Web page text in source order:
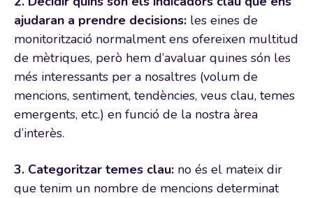
ajudaran a prendre decisions: les eines de
monitorització normalment ens ofereixen multitud
de mètriques, però hem d’avaluar quines són les
més interessants per a nosaltres (volum de
mencions, sentiment, tendències, veus clau, temes
emergents, etc.) en funció de la nostra àrea
d’interès.
3. Categoritzar temes clau: no és el mateix dir
que tenim un nombre de mencions determinat